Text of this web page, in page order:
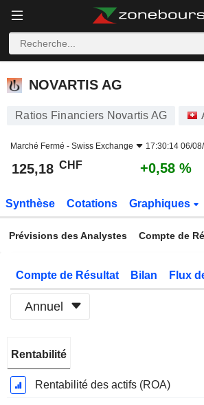
NOVARTIS AG
NOVARTIS AG
Ratios Financiers Novartis AG
Marché Fermé - Swiss Exchange 17:30:14 06/
125,18 CHF +0,58 %
Synthèse Cotations Graphiques
Prévisions des Analystes Compte de
Compte de Résultat Bilan Flux
Annuel
Fiscale:
Décembre
Rentabilité
Rentabilité des actifs (ROA)